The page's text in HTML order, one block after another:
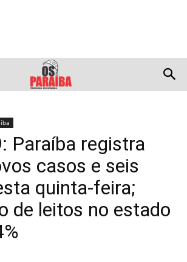
Paraíba registra
casos e seis
quinta-feira;
de leitos no estado